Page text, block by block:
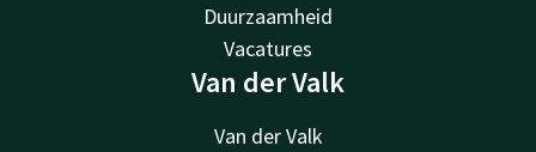
Duurzaamheid
Vacatures
Van der Valk
Van der Valk